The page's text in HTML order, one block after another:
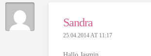
Sandra
25.04.2014 AT 11:17